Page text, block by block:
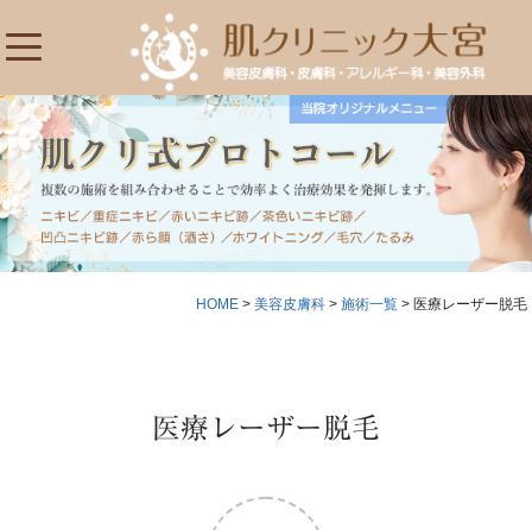
HOME> 美容皮膚科> 施術一覧> 医療レーザー脱毛
医療レーザー脱毛